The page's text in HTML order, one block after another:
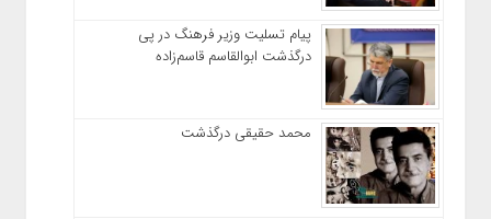
پیام تسلیت وزیر فرهنگ در پی
درگذشت ابوالقاسم قاسم‌زاده
محمد حقیقی درگذشت